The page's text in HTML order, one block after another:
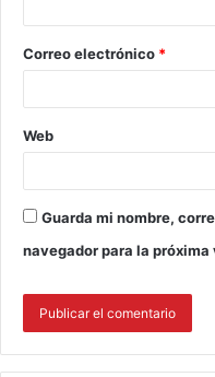
Correo electrónico *
Web
Guarda mi nombre,
navegador para la próxima